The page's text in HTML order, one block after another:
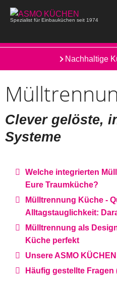
Spezialist für Einbauküchen seit 1974
Nachhaltige
Clever gelöste,
Systeme
Welche integrierten
Eure Traumküche?
Mülltrennung Küche -
Alltagstauglichkeit:
Mülltrennung als
Küche perfekt
Unsere ASMO
Häufig gestellte Fragen